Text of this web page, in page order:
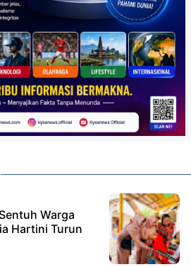
Warga
Hartini Turun